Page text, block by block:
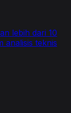
lebih dari 10
analisis teknis